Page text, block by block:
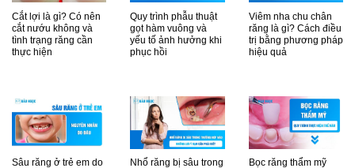
Cắt lợi là gì? Có nên
cắt nướu không và
tình trạng răng cần
thực hiện
Quy trình phẫu thuật
gọt hàm vuông và
yếu tố ảnh hưởng khi
phục hồi
Viêm nha chu chân
răng là gì? Cách điều
trị bằng phương pháp
hiệu quả
Sâu răng ở trẻ em do
Nhổ răng bị sâu trong
Bọc răng thẩm mỹ